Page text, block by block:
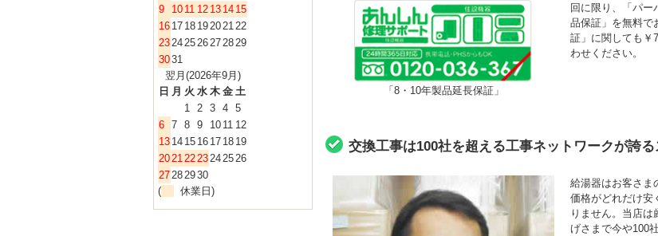
「8・10年製品延長保証」
回に限り、「パー
品保証」を無料で
証」に関しても￥
わせください。
交換工事は100社を超える工事ネットワークが誇
給湯器はお客さま
価格がどれだけ安
りません。当店
げさまで今や100
9
10 11 12 13 14 15
16 17 18 19202122
23242526272829
3031
翌月(2026年9月)
日 月 火 水 木 金 土
1 2 3 4 5
6 7 8 9 10 11 12
13 14 15 16 17 18 19
20212223242526
27282930
(
休業日)